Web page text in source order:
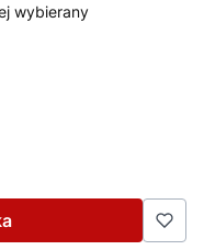
wybierany